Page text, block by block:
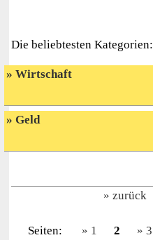
Die beliebtesten Kategorien:
Wirtschaft
Geld
zurück
Seiten: 1 2 3